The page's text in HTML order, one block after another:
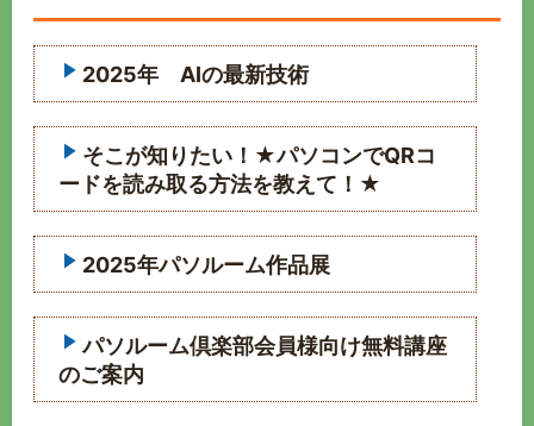
2025年 AIの最新技術
そこが知りたい！★パソコンでQRコ
ードを読み取る方法を教えて！★
2025年パソルーム作品展
パソルーム倶楽部会員様向け無料講座
のご案内